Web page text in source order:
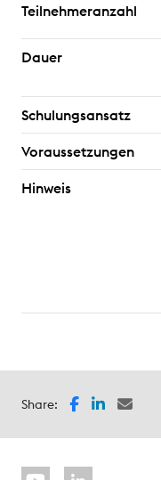
Teilnehmeranzahl
Dauer
Schulungsansatz
Voraussetzungen
Hinweis
Share: